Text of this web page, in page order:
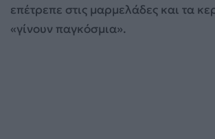
επέτρεπε στις μαρμελάδες και τα
«γίνουν παγκόσμια».